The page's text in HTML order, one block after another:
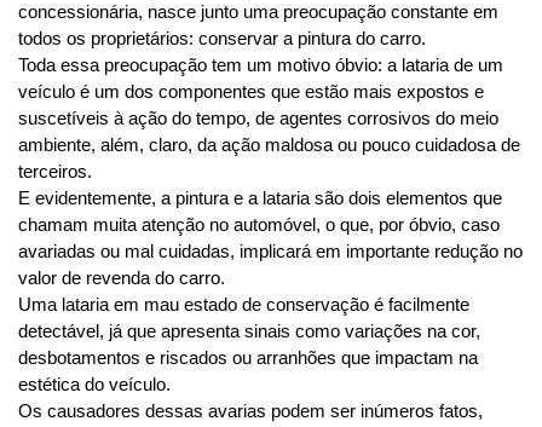
concessionária, nasce junto uma preocupação constante em
todos os proprietários: conservar a pintura do carro.
Toda essa preocupação tem um motivo óbvio: a lataria de um
veículo é um dos componentes que estão mais expostos e
suscetíveis à ação do tempo, de agentes corrosivos do meio
ambiente, além, claro, da ação maldosa ou pouco cuidadosa de
terceiros.
E evidentemente, a pintura e a lataria são dois elementos que
chamam muita atenção no automóvel, o que, por óbvio, caso
avariadas ou mal cuidadas, implicará em importante redução no
valor de revenda do carro.
Uma lataria em mau estado de conservação é facilmente
detectável, já que apresenta sinais como variações na cor,
desbotamentos e riscados ou arranhões que impactam na
estética do veículo.
Os causadores dessas avarias podem ser inúmeros fatos,